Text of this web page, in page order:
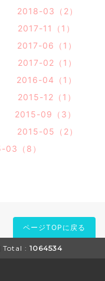
2018-03（2）
2017-11（1）
2017-06（1）
2017-02（1）
2016-04（1）
2015-12（1）
2015-09（3）
2015-05（2）
03（8）
ページTOPに戻る
Total : 1064534